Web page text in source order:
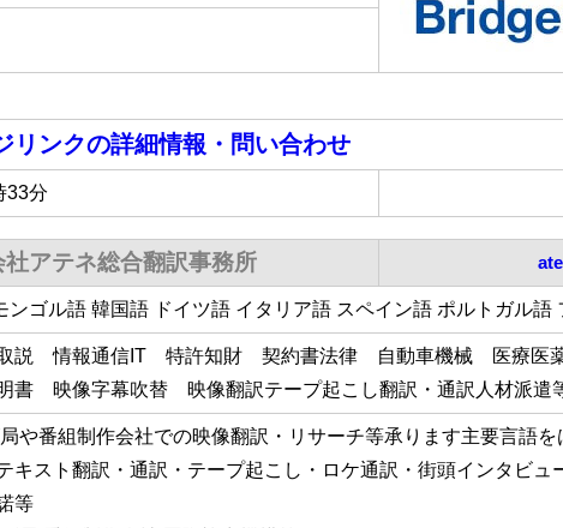
リンクの詳細情報・問い合わせ
33分
社アテネ総合翻訳事務所
ンゴル語 韓国語 ドイツ語 イタリア語 スペイン語 ポルトガル
取説 情報通信IT 特許知財 契約書法律 自動車機械 医療医
書 映像字幕吹替 映像翻訳テープ起こし翻訳・通訳人材派遣
や番組制作会社での映像翻訳・リサーチ等承ります主要言語
キスト翻訳・通訳・テープ起こし・ロケ通訳・街頭インタビュ
等